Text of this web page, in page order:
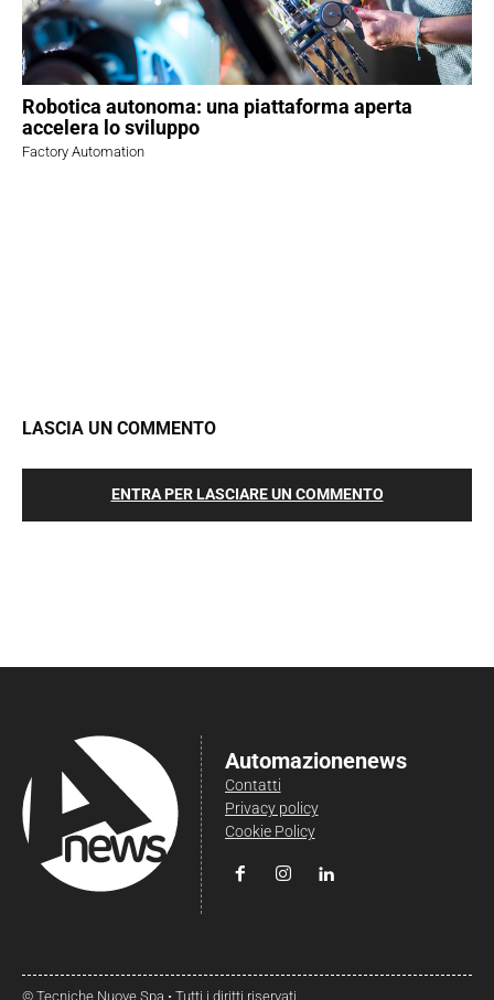
Robotica autonoma: una piattaforma aperta
accelera lo sviluppo
Factory Automation
LASCIA UN COMMENTO
ENTRA PER LASCIARE UN COMMENTO
Automazionenews
Contatti
Privacy policy
Cookie Policy
© Tecniche Nuove Spa • Tutti i diritti riservati.